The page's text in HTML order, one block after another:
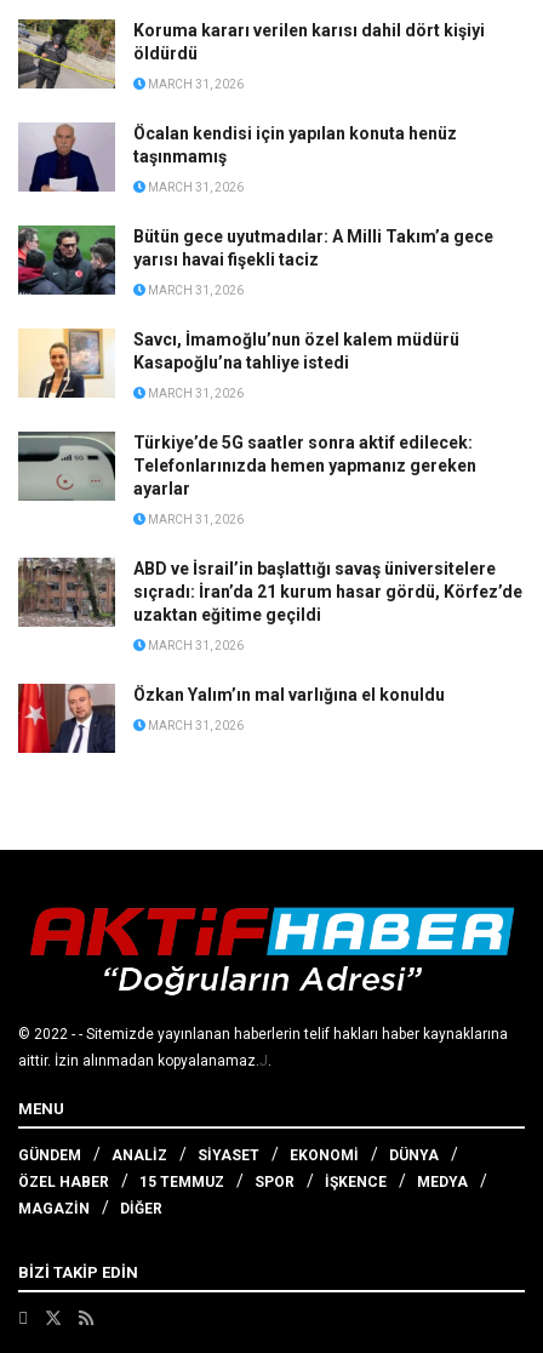
Koruma kararı verilen karısı dahil dört kişiyi
öldürdü
MARCH 31, 2026
Öcalan kendisi için yapılan konuta henüz
taşınmamış
MARCH 31, 2026
Bütün gece uyutmadılar: A Milli Takım’a gece
yarısı havai fişekli taciz
MARCH 31, 2026
Savcı, İmamoğlu’nun özel kalem müdürü
Kasapoğlu’na tahliye istedi
MARCH 31, 2026
Türkiye’de 5G saatler sonra aktif edilecek:
Telefonlarınızda hemen yapmanız gereken
ayarlar
MARCH 31, 2026
ABD ve İsrail’in başlattığı savaş üniversitelere
sıçradı: İran’da 21 kurum hasar gördü, Körfez’de
uzaktan eğitime geçildi
MARCH 31, 2026
Özkan Yalım’ın mal varlığına el konuldu
MARCH 31, 2026
© 2022 - - Sitemizde yayınlanan haberlerin telif hakları haber kaynaklarına
aittir. İzin alınmadan kopyalanamaz.J.
MENU
GÜNDEM ANALİZ SİYASET EKONOMİ
DÜNYA
ÖZEL HABER
15 TEMMUZ SPOR İŞKENCE
MEDYA
MAGAZİN
DİĞER
BİZİ TAKİP EDİN